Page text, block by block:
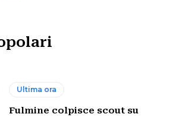
Ultima ora
Fulmine colpisce scout su